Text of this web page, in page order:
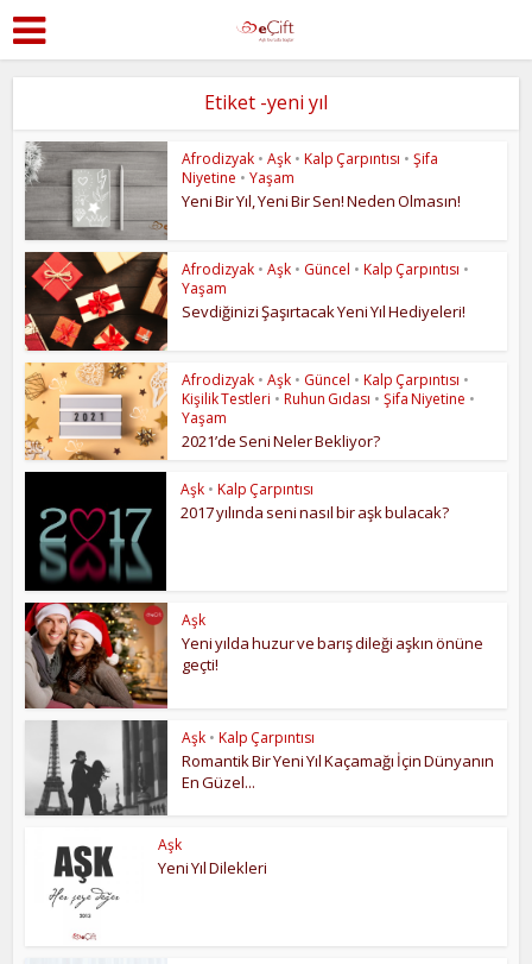
Etiket -yeni yıl
Afrodizyak • Aşk • Kalp Çarpıntısı • Şifa
Niyetine • Yaşam
Yeni Bir Yıl, Yeni Bir Sen! Neden Olmasın!
Afrodizyak • Aşk • Güncel • Kalp Çarpıntısı •
Yaşam
Sevdiğinizi Şaşırtacak Yeni Yıl Hediyeleri!
Afrodizyak • Aşk • Güncel • Kalp Çarpıntısı •
Kişilik Testleri • Ruhun Gıdası • Şifa Niyetine •
Yaşam
2021’de Seni Neler Bekliyor?
Aşk • Kalp Çarpıntısı
2017 yılında seni nasıl bir aşk bulacak?
Aşk
Yeni yılda huzur ve barış dileği aşkın önüne
geçti!
Aşk • Kalp Çarpıntısı
Romantik Bir Yeni Yıl Kaçamağı İçin Dünyanın
En Güzel...
Aşk
Yeni Yıl Dilekleri